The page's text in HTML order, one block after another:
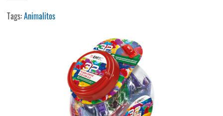
Tags:Animalitos